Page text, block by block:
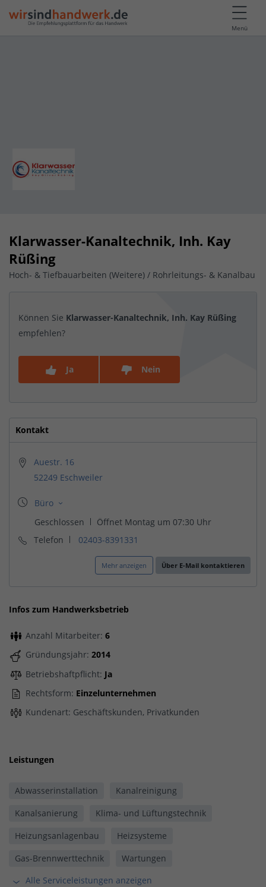
Menü
Klarwasser-Kanaltechnik, Inh. Kay
Rüßing
Hoch- & Tiefbauarbeiten (Weitere) / Rohrleitungs- & Kanalbau
Können Sie Klarwasser-Kanaltechnik, Inh. Kay Rüßing
empfehlen?
Ja Nein
Kontakt
Auestr. 16
52249 Eschweiler
Telefon 02403-8391331
Mehr anzeigen Über E-Mail kontaktieren
Infos zum Handwerksbetrieb
Anzahl Mitarbeiter: 6
Gründungsjahr: 2014
Betriebshaftpflicht: Ja
Rechtsform: Einzelunternehmen
Kundenart: Geschäftskunden, Privatkunden
Leistungen
Abwasserinstallation
Kanalreinigung
Kanalsanierung
Klima- und Lüftungstechnik
Heizungsanlagenbau
Heizsysteme
Gas-Brennwerttechnik
Wartungen
Alle Serviceleistungen anzeigen